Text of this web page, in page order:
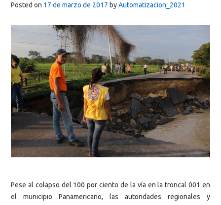
Posted on 17 de marzo de 2017 byAutomatizacion_2021
Pese al colapso del 100 por ciento de la vía en la troncal 001 en
el municipio Panamericano, las autoridades regionales y